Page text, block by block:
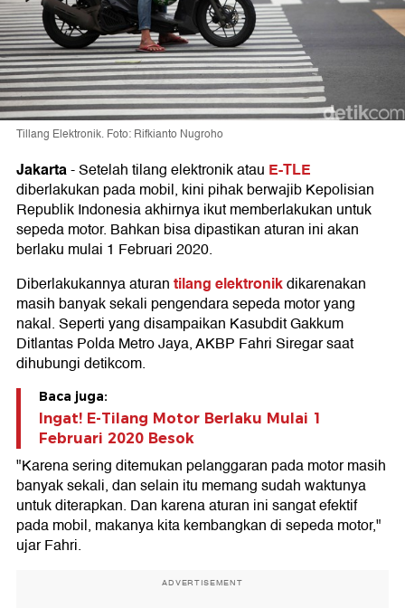
Tillang Elektronik. Foto: Rifkianto Nugroho
Jakarta-Setelah tilang elektronik atau E-TLE
diberlakukan pada mobil, kini pihak berwajib Kepolisian
Republik Indonesia akhirnya ikut memberlakukan untuk
sepeda motor. Bahkan bisa dipastikan aturan ini akan
berlaku mulai 1 Februari 2020.
Diberlakukannya aturantilang elektronikdikarenakan
masih banyak sekali pengendara sepeda motor yang
nakal. Seperti yang disampaikan Kasubdit Gakkum
Ditlantas Polda Metro Jaya, AKBP Fahri Siregar saat
dihubungi detikcom.
Baca juga:
Ingat! E-Tilang Motor Berlaku Mulai 1
Februari 2020 Besok
"Karena sering ditemukan pelanggaran pada motor masih
banyak sekali, dan selain itu memang sudah waktunya
untuk diterapkan. Dan karena aturan ini sangat efektif
pada mobil, makanya kita kembangkan di sepeda motor,"
ujar Fahri.
ADVERTISEMENT